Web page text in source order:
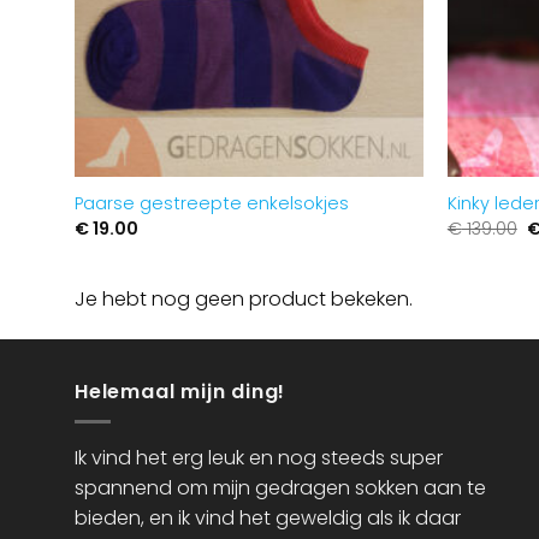
Paarse gestreepte enkelsokjes
€19.00
Kinky
€139.00
Je hebt nog geen product bekeken.
Helemaal mijn ding!
Ik vind het erg leuk en nog steeds super
spannend om mijn gedragen sokken aan te
bieden, en ik vind het geweldig als ik daar